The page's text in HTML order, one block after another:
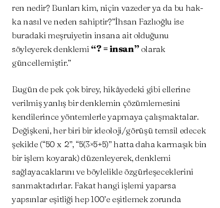
ren ne­dir? Bun­la­rı kim, ni­çin va­ze­der ya da bu hak­
ka na­sıl ve ne­den sa­hip­tir­?”İhsan Fazlıoğlu ise
buradaki meşruiyetin insana ait olduğunu
söyleyerek denklemi “? = insan” olarak
güncellemiştir.”
Bugün de pek çok birey, hikâyedeki gibi ellerine
verilmiş yanlış bir denklemin çözümlemesini
kendilerince yöntemlerle yapmaya çalışmaktalar.
Değişkeni, her biri bir ideoloji/görüşü temsil edecek
şekilde (“50 x 2”, “5(3×5+5)” hatta daha karmaşık bin
bir işlem koyarak) düzenleyerek, denklemi
sağlayacaklarını ve böylelikle özgürleşeceklerini
sanmaktadırlar. Fakat hangi işlemi yaparsa
yapsınlar eşitliği hep 100’e eşitlemek zorunda